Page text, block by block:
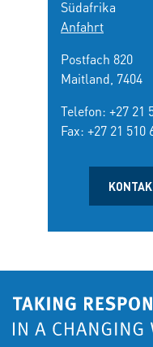
Südafrika
Anfahrt
Postfach 820
Maitland, 7404
Telefon: +27 21
Fax: +27 21 510